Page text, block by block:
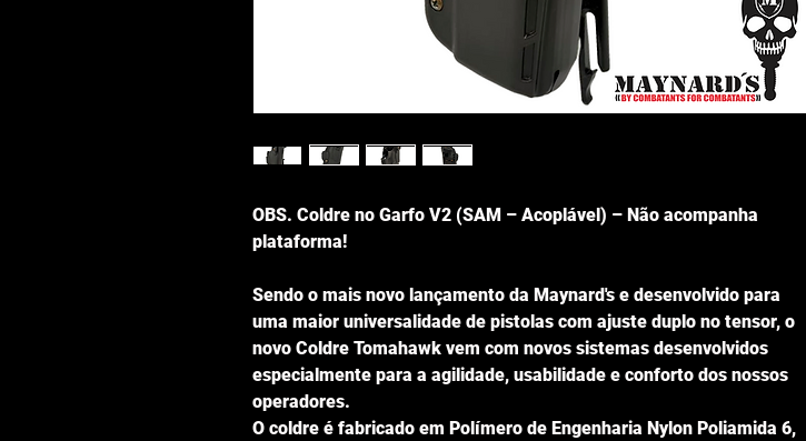
OBS. Coldre no Garfo V2 (SAM – Acoplável) – Não acompanha
plataforma!
Sendo o mais novo lançamento da Maynard's e desenvolvido para
uma maior universalidade de pistolas com ajuste duplo no tensor, o
novo Coldre Tomahawk vem com novos sistemas desenvolvidos
especialmente para a agilidade, usabilidade e conforto dos nossos
operadores.
O coldre é fabricado em Polímero de Engenharia Nylon Poliamida 6,